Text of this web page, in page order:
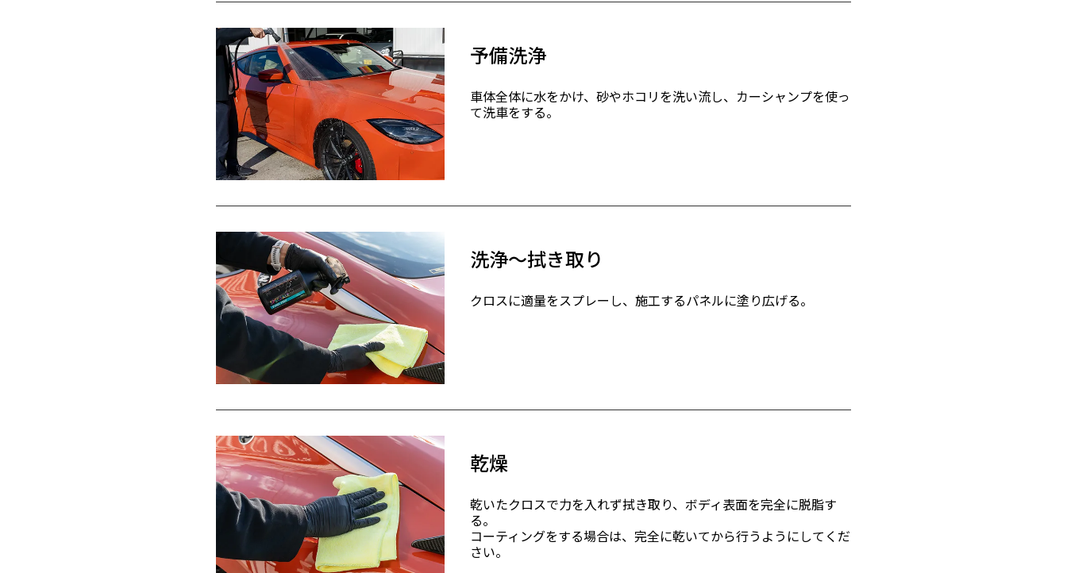
予備洗浄
車体全体に水をかけ、砂やホコリを洗い流し、カーシャンプを使っ
て洗車をする。
洗浄～拭き取り
クロスに適量をスプレーし、施工するパネルに塗り広げる。
乾燥
乾いたクロスで力を入れず拭き取り、ボディ表面を完全に脱脂す
る。
コーティングをする場合は、完全に乾いてから行うようにしてくだ
さい。